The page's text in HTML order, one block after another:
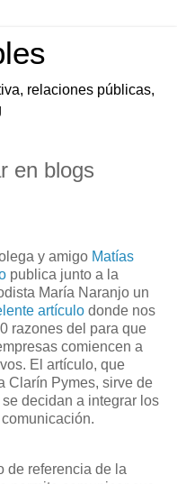
relaciones públicas,
en blogs
y amigo Matías
publica junto a la
María Naranjo un
artículo donde nos
razones del para que
comiencen a
El artículo, que
Clarín Pymes, sirve de
decidan a integrar los
de referencia de la